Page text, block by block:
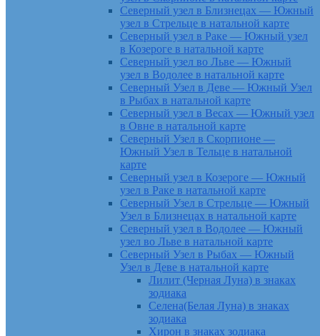
Северный узел в Близнецах — Южный
узел в Стрельце в натальной карте
Северный узел в Раке — Южный узел
в Козероге в натальной карте
Северный узел во Льве — Южный
узел в Водолее в натальной карте
Северный Узел в Деве — Южный Узел
в Рыбах в натальной карте
Северный узел в Весах — Южный узел
в Овне в натальной карте
Северный Узел в Скорпионе —
Южный Узел в Тельце в натальной
карте
Северный узел в Козероге — Южный
узел в Раке в натальной карте
Северный Узел в Стрельце — Южный
Узел в Близнецах в натальной карте
Северный узел в Водолее — Южный
узел во Льве в натальной карте
Северный Узел в Рыбах — Южный
Узел в Деве в натальной карте
Лилит (Черная Луна) в знаках
зодиака
Селена(Белая Луна) в знаках
зодиака
Хирон в знаках зодиака